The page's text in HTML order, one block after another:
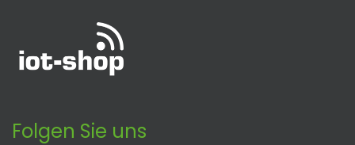
Folgen Sie uns